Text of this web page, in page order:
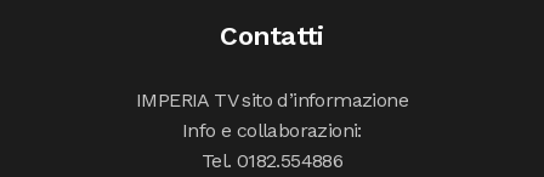
Contatti
IMPERIA TV sito d’informazione
Info e collaborazioni:
Tel. 0182.554886